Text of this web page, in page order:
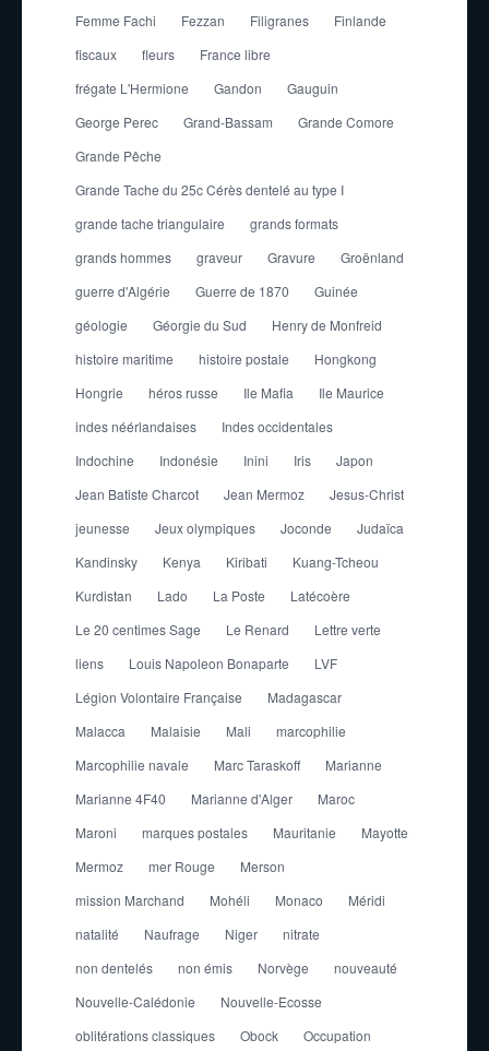
Femme Fachi
Fezzan Filigranes
Finlande
fiscaux
fleurs
France libre
frégate L'Hermione
Gandon
Gauguin
George Perec
Grand-Bassam
Grande Comore
Grande Pêche
Grande Tache du 25c Cérès dentelé au type I
grande tache triangulaire
grands formats
grands hommes
graveur Gravure
Groënland
guerre d'Algérie
Guerre de 1870
Guinée
géologie
Géorgie du Sud
Henry de Monfreid
histoire maritime
histoire postale
Hongkong
Hongrie
héros russe Ile Mafia
Ile Maurice
indes néérlandaises
Indes occidentales
Indochine
Indonésie Inini Iris
Japon
Jean Batiste Charcot
Jean Mermoz
Jesus-Christ
jeunesse
Jeux olympiques Joconde
Judaïca
Kandinsky
Kenya Kiribati
Kuang-Tcheou
Kurdistan
Lado La Poste
Latécoère
Le 20 centimes Sage
Le Renard
Lettre verte
liens
Louis Napoleon Bonaparte
LVF
Légion Volontaire Française
Madagascar
Malacca
Malaisie Mali
marcophilie
Marcophilie navale
Marc Taraskoff
Marianne
Marianne 4F40
Marianne d'Alger
Maroc
Maroni
marques postales Mauritanie
Mayotte
Mermoz
mer Rouge
Merson
mission Marchand
Mohéli Monaco
Méridi
natalité
Naufrage Niger
nitrate
non dentelés
non émis Norvège
nouveauté
Nouvelle-Calédonie
Nouvelle-Ecosse
oblitérations classiques
Obock Occupation